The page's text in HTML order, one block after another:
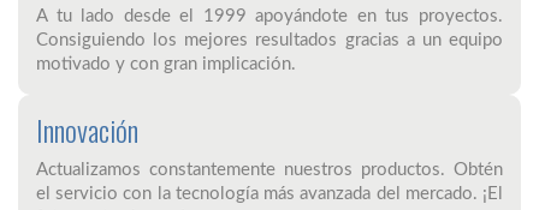
A tu lado desde el 1999 apoyándote en tus proyectos.
Consiguiendo los mejores resultados gracias a un equipo
motivado y con gran implicación.
Innovación
Actualizamos constantemente nuestros productos. Obtén
el servicio con la tecnología más avanzada del mercado. ¡El